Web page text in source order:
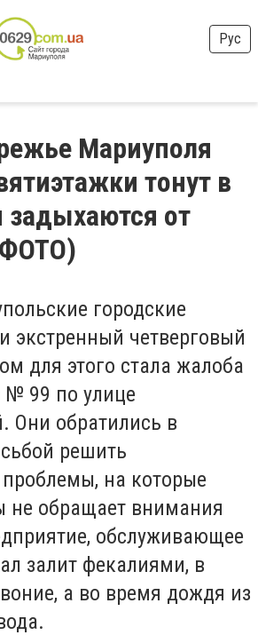
Рус
Мариуполя
тонут в
задыхаются от
городские
экстренный четверговый
для этого стала жалоба
99 по улице
Они обратились в
решить
на которые
не обращает внимания
обслуживающее
залит фекалиями, в
а во время дождя из